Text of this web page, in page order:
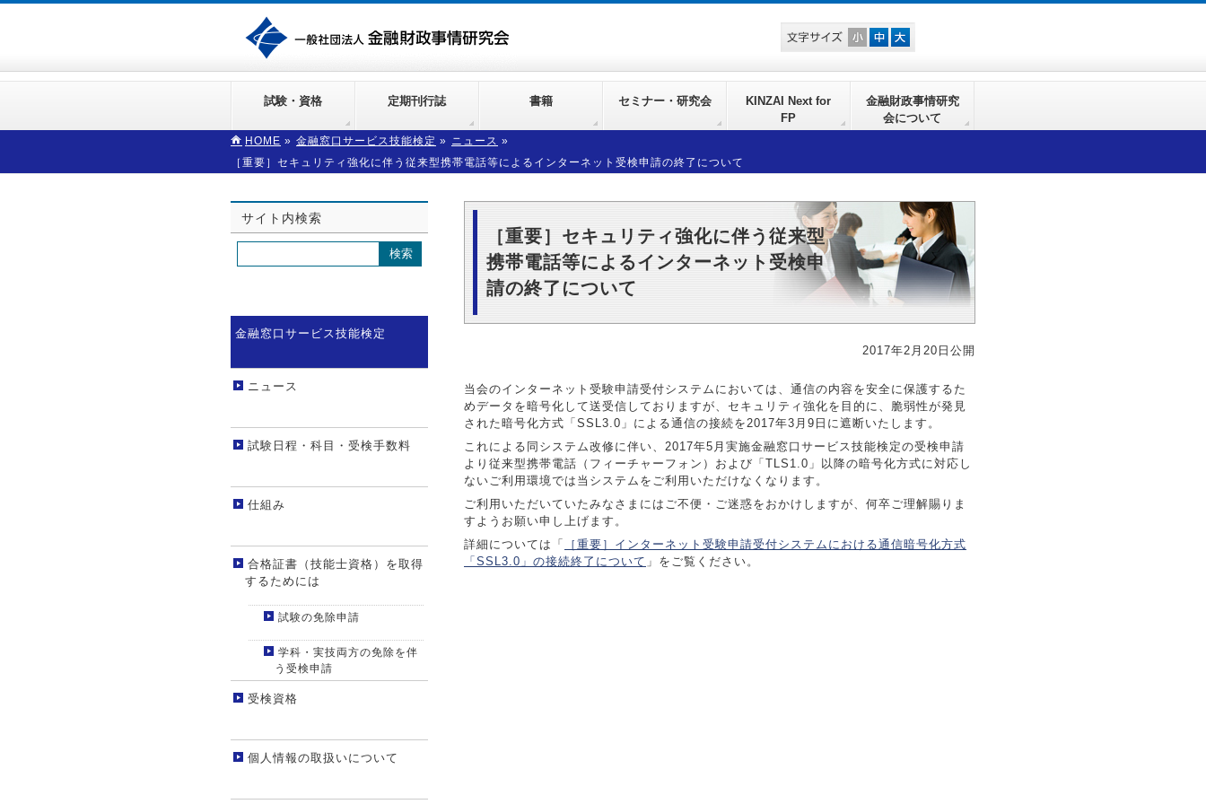
試験・資格 定期刊行誌 書籍 セミナー・研究会
KINZAI Next for
FP
金融財政事情研究
会について
HOME » 金融窓口サービス技能検定 » ニュース »
［重要］セキュリティ強化に伴う従来型携帯電話等によるインターネット受検申請の終了について
［重要］セキュリティ強化に伴う従来型
携帯電話等によるインターネット受検申
請の終了について
2017年2月20日公開
当会のインターネット受験申請受付システムにおいては、通信の内容を安全に保護するた
めデータを暗号化して送受信しておりますが、セキュリティ強化を目的に、脆弱性が発見
された暗号化方式「SSL3.0」による通信の接続を2017年3月9日に遮断いたします。
これによる同システム改修に伴い、2017年5月実施金融窓口サービス技能検定の受検申請
より従来型携帯電話（フィーチャーフォン）および「TLS1.0」以降の暗号化方式に対応し
ないご利用環境では当システムをご利用いただけなくなります。
ご利用いただいていたみなさまにはご不便・ご迷惑をおかけしますが、何卒ご理解賜りま
すようお願い申し上げます。
詳細については「
［重要］インターネット受験申請受付システムにおける通信暗号化方式
「SSL3.0」の接続終了について 」をご覧ください。
サイト内検索
金融窓口サービス技能検定
ニュース
試験日程・科目・受検手数料
仕組み
合格証書（技能士資格）を取得
するためには
試験の免除申請
学科・実技両方の免除を伴
う受検申請
受検資格
個人情報の取扱いについて